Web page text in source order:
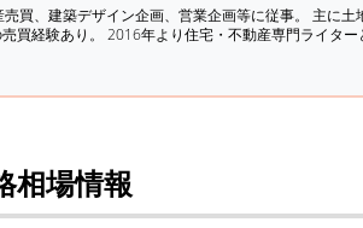
買、建築デザイン企画、営業企画等に従事。 主に
買経験あり。 2016年より住宅・不動産専門ライタ
相場情報